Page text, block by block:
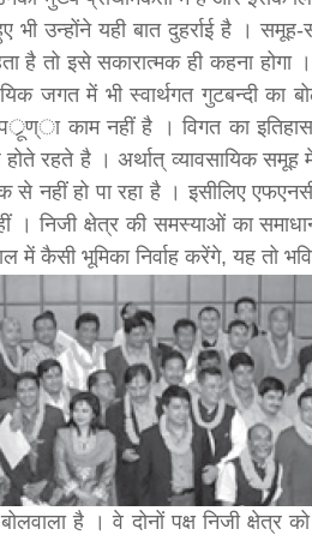
भी उन्होंने यही बात दुहर्राई है ।
है तो इसे सकारात्मक ही कहना होगा
जगत में भी स्वार्थगत गुटबन्दी का
काम नहीं है । विगत का
रहते है । अर्थात् व्यावसायिक समूह
नहीं हो पा रहा है । इसीलिए
निजी क्षेत्र की समस्याओं का समाधान,
कैसी भूमिका निर्वाह करेंगे, यह तो
है । वे दोनों पक्ष निजी क्षेत्र